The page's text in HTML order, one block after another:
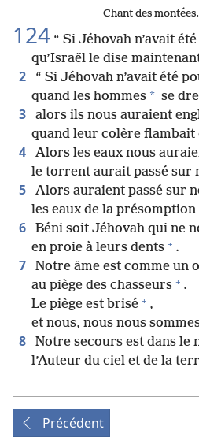
Chant des
124 “ Si Jéhovah n’avait
qu’Israël le dise
2 “ Si Jéhovah n’avait été
quand les hommes * se
3 alors ils nous auraient
quand leur colère flambait
4 Alors les eaux nous
le torrent aurait passé sur
5
Alors auraient passé sur
les eaux de la présomption
6 Béni soit Jéhovah qui ne
en proie à leurs dents + .
7 Notre âme est comme un
au piège des chasseurs + .
Le piège est brisé + ,
et nous, nous nous
8 Notre secours est dans le
l’Auteur du ciel et de la
Précédent